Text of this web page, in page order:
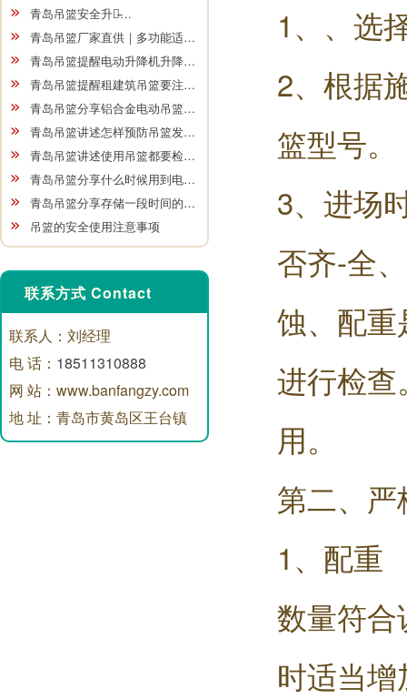
青岛吊篮安全升级̵…
青岛吊篮厂家直供｜多功能适…
青岛吊篮提醒电动升降机升降…
青岛吊篮提醒租建筑吊篮要注…
青岛吊篮分享铝合金电动吊篮…
青岛吊篮讲述怎样预防吊篮发…
青岛吊篮讲述使用吊篮都要检…
青岛吊篮分享什么时候用到电…
青岛吊篮分享存储一段时间的…
吊篮的安全使用注意事项
联系方式 Contact
联系人：刘经理
电 话： 18511310888
网 站：www.banfangzy.com
地 址：青岛市黄岛区王台镇
1、、选
2、根据
篮型号。
3、进场
否齐-全
蚀、配
进行检
用。
第二、
1、配重
数量符
时适当